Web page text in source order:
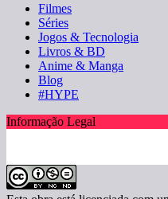
Filmes
Séries
Jogos & Tecnologia
Livros & BD
Anime & Manga
Blog
#HYPE
Informação Legal